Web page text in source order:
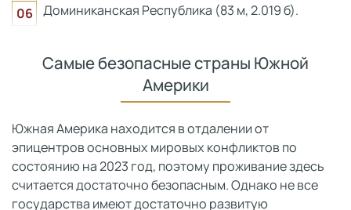
Доминиканская Республика (83 м, 2.019 б).
Самые безопасные страны Южной
Америки
Южная Америка находится в отдалении от
эпицентров основных мировых конфликтов по
состоянию на 2023 год, поэтому проживание здесь
считается достаточно безопасным. Однако не все
государства имеют достаточно развитую